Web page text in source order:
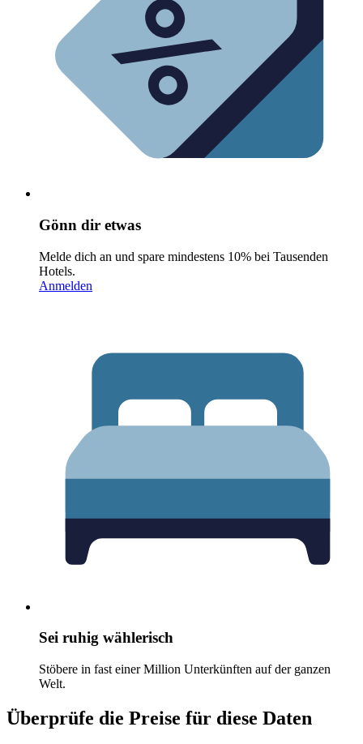
Gönn dir etwas
Melde dich an und spare mindestens 10% bei Tausenden
Hotels.
Anmelden
Sei ruhig wählerisch
Stöbere in fast einer Million Unterkünften auf der ganzen
Welt.
Überprüfe die Preise für diese Daten